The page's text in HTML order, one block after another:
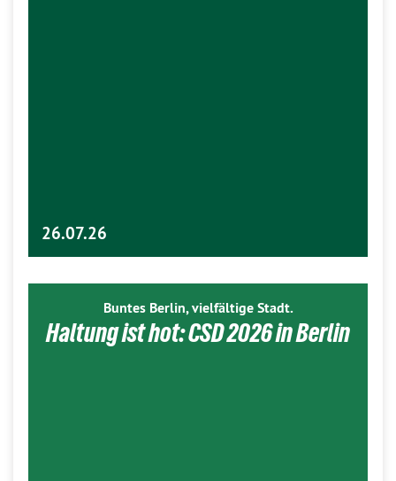
26.07.26
Buntes Berlin, vielfältige Stadt.
Haltung ist hot: CSD 2026 in Berlin